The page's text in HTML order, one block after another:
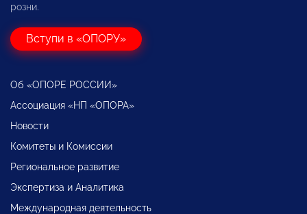
розни.
Вступи в «ОПОРУ»
Об «ОПОРЕ РОССИИ»
Ассоциация «НП «ОПОРА»
Новости
Комитеты и Комиссии
Региональное развитие
Экспертиза и Аналитика
Международная деятельность